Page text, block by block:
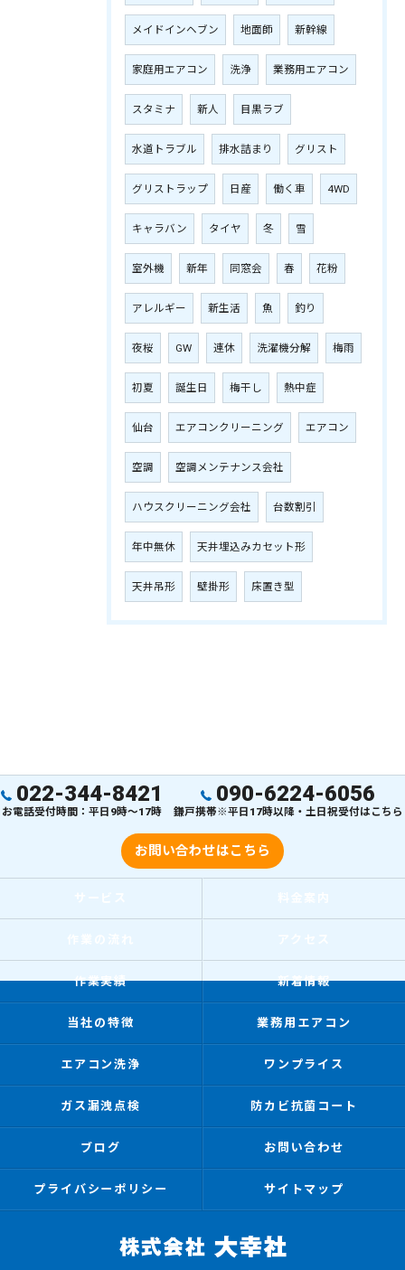
メイドインヘブン 地面師 新幹線
家庭用エアコン 洗浄 業務用エアコン
スタミナ 新人 目黒ラブ
水道トラブル 排水詰まり グリスト
グリストラップ 日産 働く車 4WD
キャラバン タイヤ 冬 雪
室外機 新年 同窓会 春 花粉
アレルギー 新生活 魚 釣り
夜桜 GW 連休 洗濯機分解 梅雨
初夏 誕生日 梅干し 熱中症
仙台 エアコンクリーニング エアコン
空調 空調メンテナンス会社
ハウスクリーニング会社 台数割引
年中無休 天井埋込みカセット形
天井吊形 壁掛形 床置き型
022-344-8421
お電話受付時間：平日9時～17時
090-6224-6056
鎌戸携帯※平日17時以降・土日祝受付はこちら
お問い合わせはこちら
作業実績 新着情報
当社の特徴 業務用エアコン
エアコン洗浄 ワンプライス
ガス漏洩点検 防カビ抗菌コート
ブログ お問い合わせ
プライバシーポリシー サイトマップ